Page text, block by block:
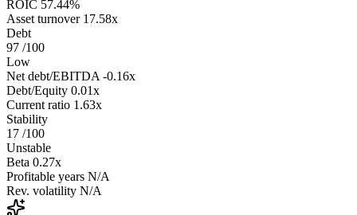
ROIC 57.44%
Asset turnover 17.58x
Debt
97 /100
Low
Net debt/EBITDA -0.16x
Debt/Equity 0.01x
Current ratio 1.63x
Stability
17 /100
Unstable
Beta 0.27x
Profitable years N/A
Rev. volatility N/A